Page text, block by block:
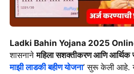
Ladki Bahin Yojana 2025
शासनानेमहिला सशक्तीकरण आणि आर्थिक
माझी लाडकी बहीण योजना’ सुरू केली आहे.